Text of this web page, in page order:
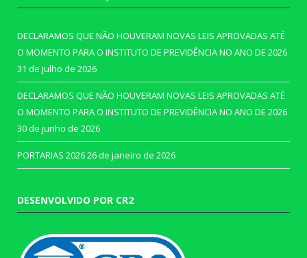
DECLARAMOS QUE NÃO HOUVERAM NOVAS LEIS APROVADAS ATÉ
O MOMENTO PARA O INSTITUTO DE PREVIDÊNCIA NO ANO DE 2026
31 de julho de 2026
DECLARAMOS QUE NÃO HOUVERAM NOVAS LEIS APROVADAS ATÉ
O MOMENTO PARA O INSTITUTO DE PREVIDÊNCIA NO ANO DE 2026
30 de junho de 2026
PORTARIAS 202626 de janeiro de 2026
DESENVOLVIDO POR CR2